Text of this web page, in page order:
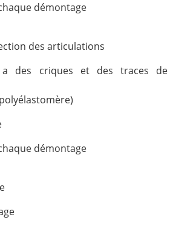
démontage
des articulations
des criques et des traces de
démontage